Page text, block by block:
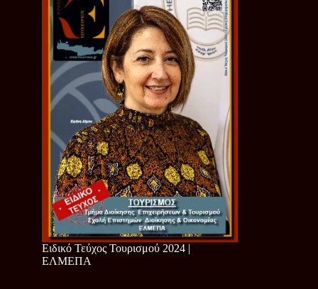
Ειδικό Τεύχος Τουρισμού 2024 |
ΕΛΜΕΠΑ